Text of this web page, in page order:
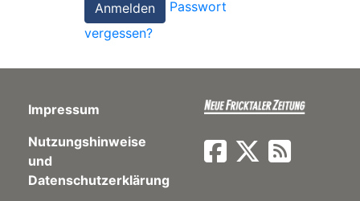
Paper
App
Passwort
vergessen?
Impressum
Nutzungshinweise
und
Datenschutzerklärung